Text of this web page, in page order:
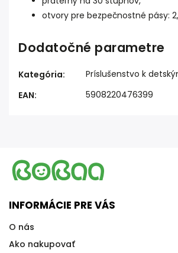
otvory pre bezpečnostné pásy:
Dodatočné parametre
Kategória:
Príslušenstvo k
EAN: 5908220476399
INFORMÁCIE PRE VÁS
O nás
Ako nakupovať